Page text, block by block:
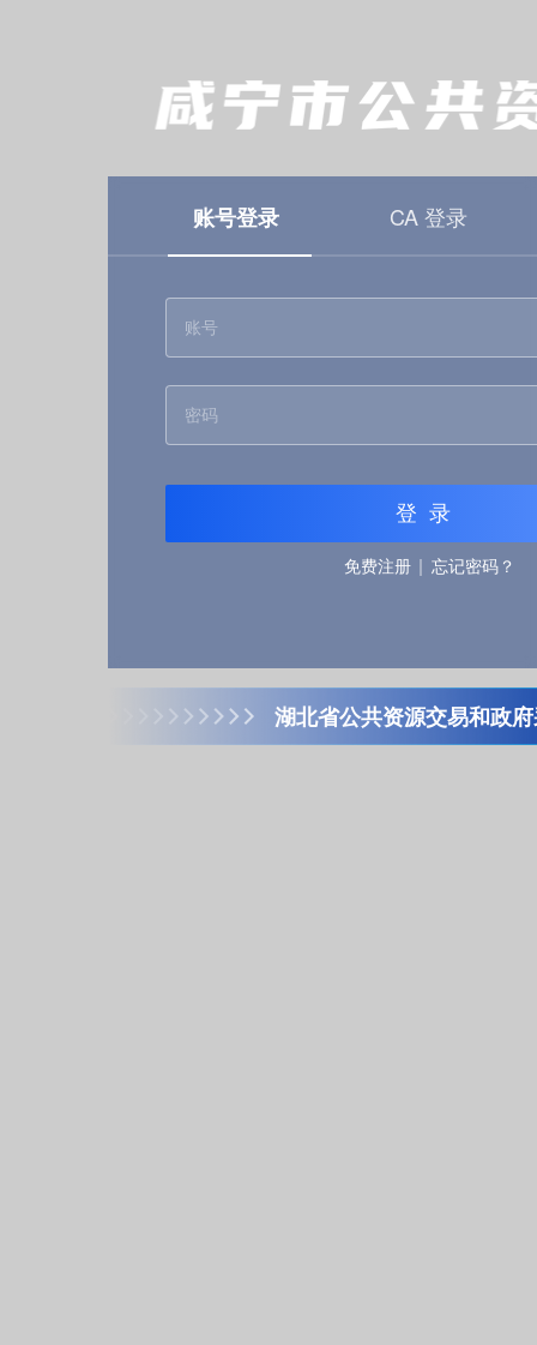
账号登录 CA 登录
登录
免费注册 忘记密码？
湖北省公共资源交易和政